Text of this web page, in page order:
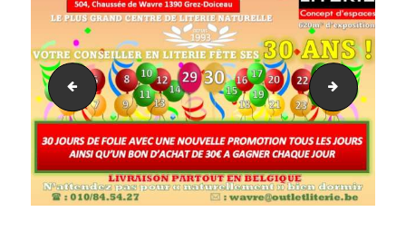
Action valable du 301 jusqu'au 31012023 (1) Recevez